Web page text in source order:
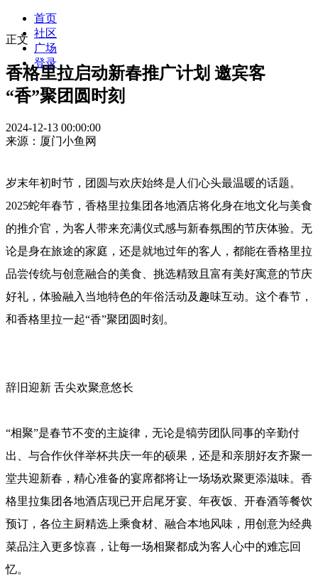
首页
社区
广场
登录
正文
香格里拉启动新春推广计划 邀宾客
“香”聚团圆时刻
2024-12-13 00:00:00
来源：厦门小鱼网
岁末年初时节，团圆与欢庆始终是人们心头最温暖的话题。
2025蛇年春节，香格里拉集团各地酒店将化身在地文化与美食
的推介官，为客人带来充满仪式感与新春氛围的节庆体验。无
论是身在旅途的家庭，还是就地过年的客人，都能在香格里拉
品尝传统与创意融合的美食、挑选精致且富有美好寓意的节庆
好礼，体验融入当地特色的年俗活动及趣味互动。这个春节，
和香格里拉一起“香”聚团圆时刻。
辞旧迎新 舌尖欢聚意悠长
“相聚”是春节不变的主旋律，无论是犒劳团队同事的辛勤付
出、与合作伙伴举杯共庆一年的硕果，还是和亲朋好友齐聚一
堂共迎新春，精心准备的宴席都将让一场场欢聚更添滋味。香
格里拉集团各地酒店现已开启尾牙宴、年夜饭、开春酒等餐饮
预订，各位主厨精选上乘食材、融合本地风味，用创意为经典
菜品注入更多惊喜，让每一场相聚都成为客人心中的难忘回
忆。